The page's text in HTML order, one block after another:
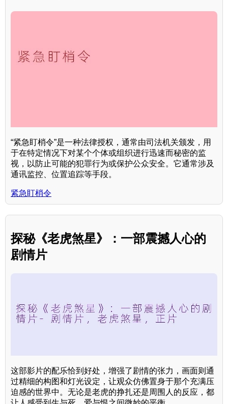
“紧急盯梢令”是一种法律授权，通常由司法机关颁发，用
于在特定情况下对某个个体或组织进行迅速而秘密的监
视，以防止可能的犯罪行为或保护公众安全。它通常涉及
通讯监控、位置追踪等手段。
紧急盯梢令
探秘《老虎煞星》：一部震撼人心的
剧情片
这部影片的配乐恰到好处，增强了剧情的张力，画面则通
过精细的构图和灯光设定，让观众仿佛置身于那个充满压
迫感的世界中。无论是老虎的挣扎还是周围人的反应，都